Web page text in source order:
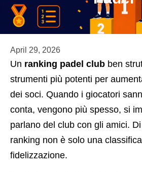
April 29, 2026
Un ranking padel club ben
strumenti più potenti per
dei soci. Quando i giocatori
conta, vengono più spesso, si
parlano del club con gli amici.
ranking non è solo una
fidelizzazione.